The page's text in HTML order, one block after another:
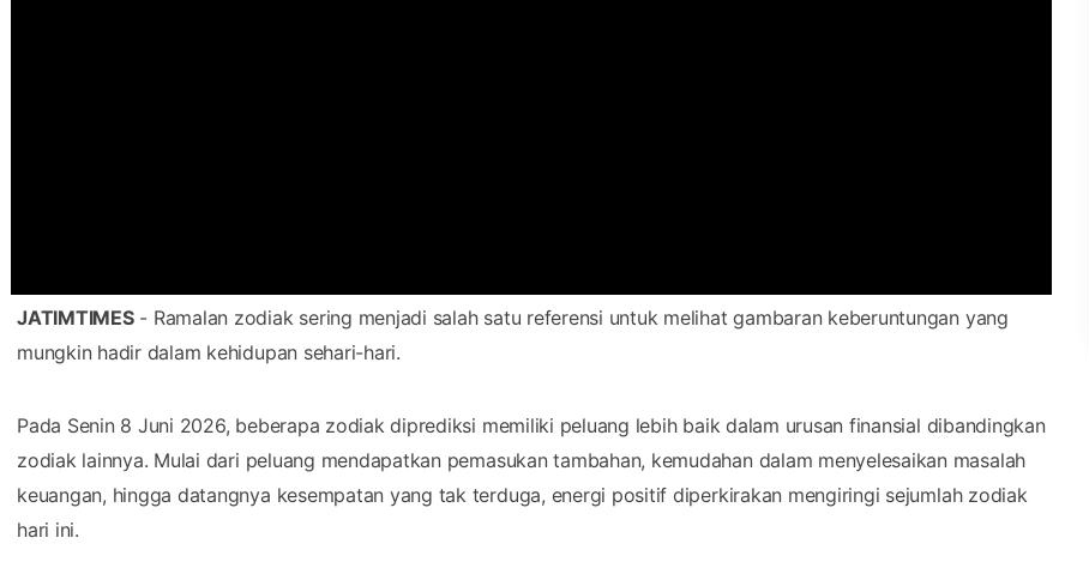
JATIMTIMES- Ramalan zodiak sering menjadi salah satu referensi untuk melihat gambaran keberuntungan yang
mungkin hadir dalam kehidupan sehari-hari.
Pada Senin 8 Juni 2026, beberapa zodiak diprediksi memiliki peluang lebih baik dalam urusan finansial dibandingkan
zodiak lainnya. Mulai dari peluang mendapatkan pemasukan tambahan, kemudahan dalam menyelesaikan masalah
keuangan, hingga datangnya kesempatan yang tak terduga, energi positif diperkirakan mengiringi sejumlah zodiak
hari ini.